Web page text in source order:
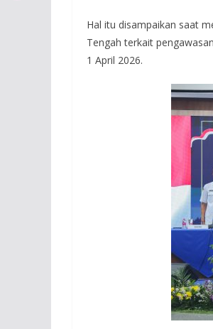
Hal itu disampaikan saat
Tengah terkait
1 April 2026.